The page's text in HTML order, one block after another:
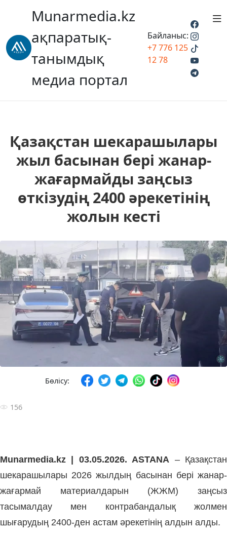
Munarmedia.kz
ақпаратық-
танымдық
медиа портал
Байланыс:
+7 776 125
12 78
Қазақстан шекарашылары
жыл басынан бері жанар-
жағармайды заңсыз
өткізудің 2400 әрекетінің
жолын кесті
Бөлісу:
156
Munarmedia.kz | 03.05.2026. ASTANA – Қазақстан
шекарашылары 2026 жылдың басынан бері жанар-
жағармай материалдарын (ЖЖМ) заңсыз
тасымалдау мен контрабандалық жолмен
шығарудың 2400-ден астам әрекетінің алдын алды.